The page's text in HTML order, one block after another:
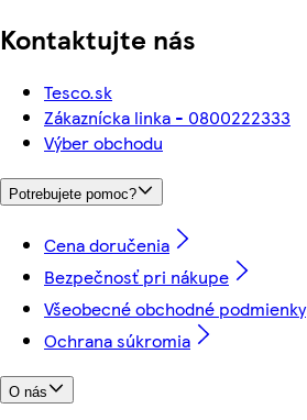
Kontaktujte nás
Tesco.sk
Zákaznícka linka - 0800222333
Výber obchodu
Potrebujete pomoc?
Cena doručenia
Bezpečnosť pri nákupe
Všeobecné obchodné podmienky
Ochrana súkromia
O nás